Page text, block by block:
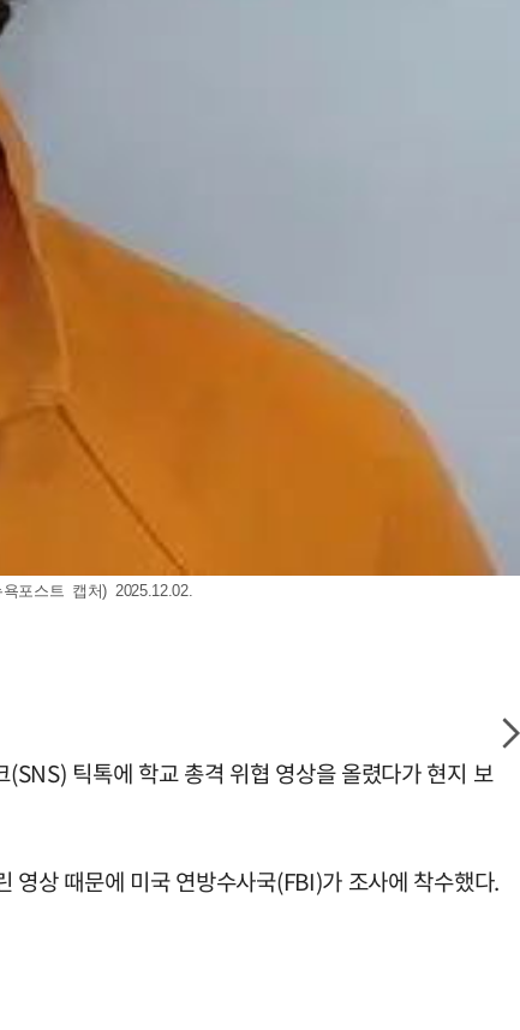
포스트 캡처) 2025.12.02.
틱톡에 학교 총격 위협 영상을 올렸다가 현지 보
상 때문에 미국 연방수사국(FBI)가 조사에 착수했다.